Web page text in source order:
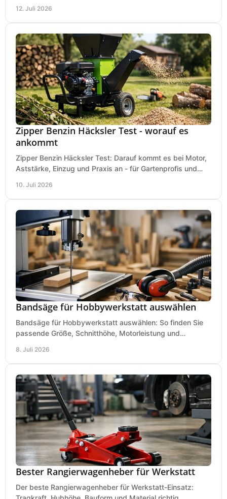
12. Juli 2026
Zipper Benzin Häcksler Test - worauf es
ankommt
Zipper Benzin Häcksler Test: Darauf kommt es bei Motor,
Aststärke, Einzug und Praxis an - für Gartenprofis und
10. Juli 2026
Bandsäge für Hobbywerkstatt auswählen
Bandsäge für Hobbywerkstatt auswählen: So finden Sie
passende Größe, Schnitthöhe, Motorleistung und
8. Juli 2026
Bester Rangierwagenheber für Werkstatt
Der beste Rangierwagenheber für Werkstatt-Einsatz: